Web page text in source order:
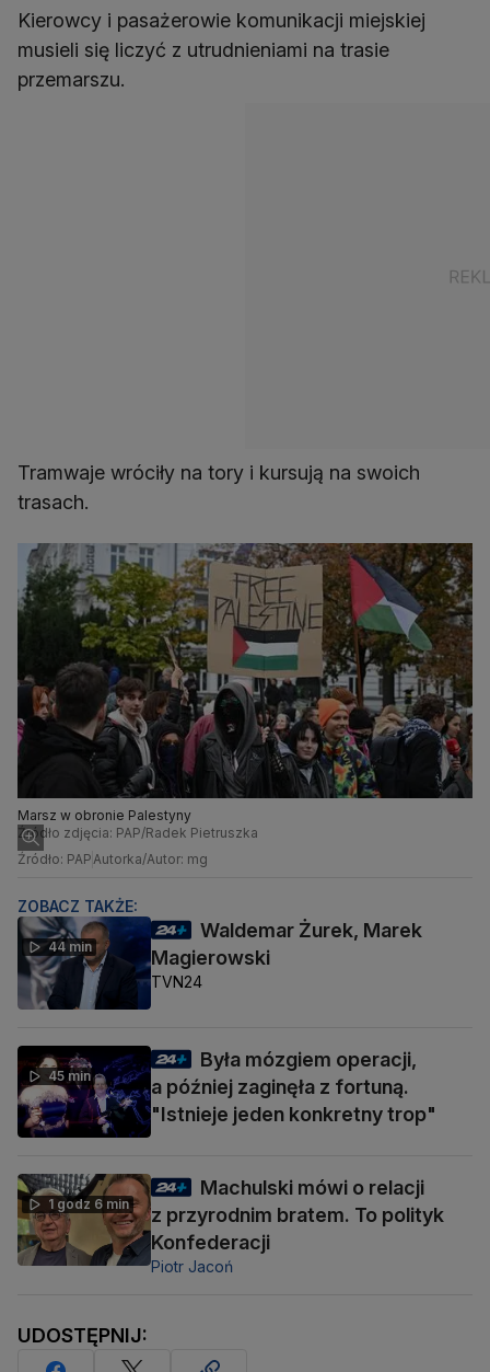
Kierowcy i pasażerowie komunikacji miejskiej
musieli się liczyć z utrudnieniami na trasie
przemarszu.
Tramwaje wróciły na tory i kursują na swoich
trasach.
Marsz w obronie Palestyny
Źródło zdjęcia: PAP/Radek Pietruszka
Źródło: PAPAutorka/Autor: mg
ZOBACZ TAKŻE:
44 min
Waldemar Żurek, Marek
Magierowski
TVN24
45 min
Była mózgiem operacji,
a później zaginęła z fortuną.
"Istnieje jeden konkretny trop"
1 godz 6 min
Machulski mówi o relacji
z przyrodnim bratem. To polityk
Konfederacji
Piotr Jacoń
UDOSTĘPNIJ: